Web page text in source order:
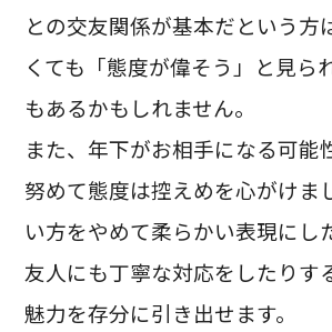
との交友関係が基本だという方
くても「態度が偉そう」と見ら
もあるかもしれません。
また、年下がお相手になる可能
努めて態度は控えめを心がけま
い方をやめて柔らかい表現にし
友人にも丁寧な対応をしたりす
魅力を存分に引き出せます。